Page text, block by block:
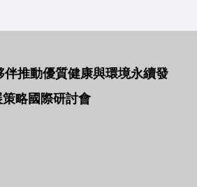
伴推動優質健康與環境永續發
策略國際研討會